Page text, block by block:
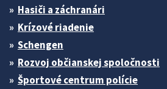
Hasiči a záchranári
Krízové riadenie
Schengen
Rozvoj občianskej spoločnosti
Športové centrum polície